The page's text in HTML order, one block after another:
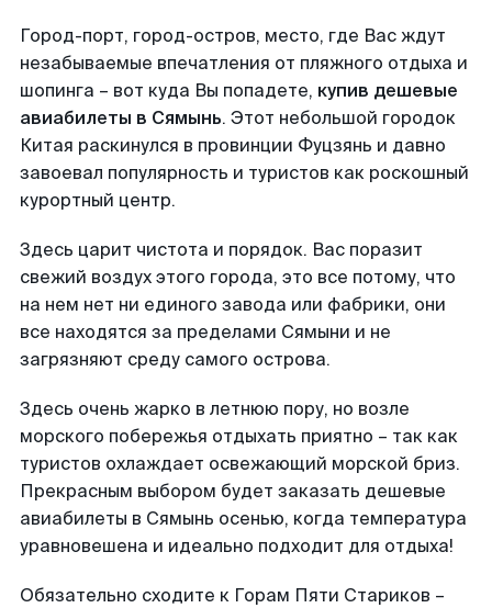
Город-порт, город-остров, место, где Вас ждут
незабываемые впечатления от пляжного отдыха и
шопинга – вот куда Вы попадете, купив дешевые
авиабилеты в Сямынь. Этот небольшой городок
Китая раскинулся в провинции Фуцзянь и давно
завоевал популярность и туристов как роскошный
курортный центр.
Здесь царит чистота и порядок. Вас поразит
свежий воздух этого города, это все потому, что
на нем нет ни единого завода или фабрики, они
все находятся за пределами Сямыни и не
загрязняют среду самого острова.
Здесь очень жарко в летнюю пору, но возле
морского побережья отдыхать приятно – так как
туристов охлаждает освежающий морской бриз.
Прекрасным выбором будет заказать дешевые
авиабилеты в Сямынь осенью, когда температура
уравновешена и идеально подходит для отдыха!
Обязательно сходите к Горам Пяти Стариков –